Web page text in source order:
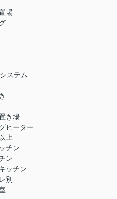
場
ステム
き場
ヒーター
上
チン
ン
ッチン
別